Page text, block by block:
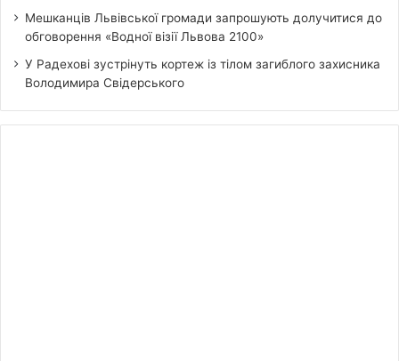
Мешканців Львівської громади запрошують долучитися до
обговорення «Водної візії Львова 2100»
У Радехові зустрінуть кортеж із тілом загиблого захисника
Володимира Свідерського